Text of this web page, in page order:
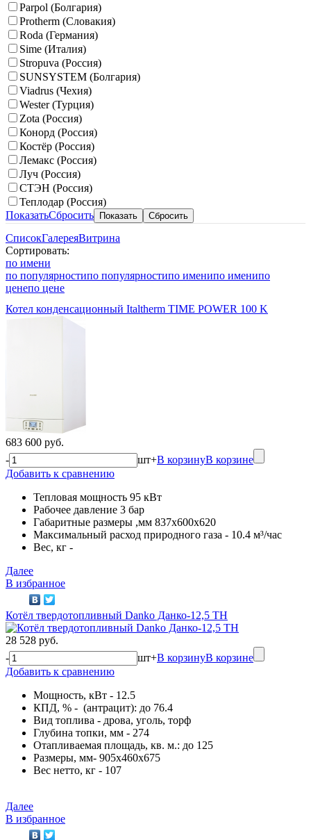
Parpol (Болгария)
Protherm (Словакия)
Roda (Германия)
Sime (Италия)
Stropuva (Россия)
SUNSYSTEM (Болгария)
Viadrus (Чехия)
Wester (Турция)
Zota (Россия)
Конорд (Россия)
Костёр (Россия)
Лемакс (Россия)
Луч (Россия)
СТЭН (Россия)
Теплодар (Россия)
ПоказатьСбросить
СписокГалереяВитрина
Сортировать:
по имени
по популярностипо популярностипо именипо именипо
ценепо цене
Котел конденсационный Italtherm TIME POWER 100 K
683 600 руб.
-
шт+В корзинуВ корзине
Добавить к сравнению
Тепловая мощность 95 кВт
Рабочее давление 3 бар
Габаритные размеры ,мм 837x600x620
Максимальный расход природного газа - 10.4 м³/час
Вес, кг -
Далее
В избранное
Котёл твердотопливный Danko Данко-12,5 ТН
28 528 руб.
-
шт+В корзинуВ корзине
Добавить к сравнению
Мощность, кВт - 12.5
КПД, % - (антрацит): до 76.4
Вид топлива - дрова, уголь, торф
Глубина топки, мм - 274
Отапливаемая площадь, кв. м.: до 125
Размеры, мм- 905х460х675
Вес нетто, кг - 107
Далее
В избранное